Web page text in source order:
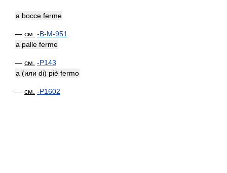
a bocce ferme
— см. -B-M-951
a palle ferme
— см. -P143
a (или di) piè fermo
— см. -P1602